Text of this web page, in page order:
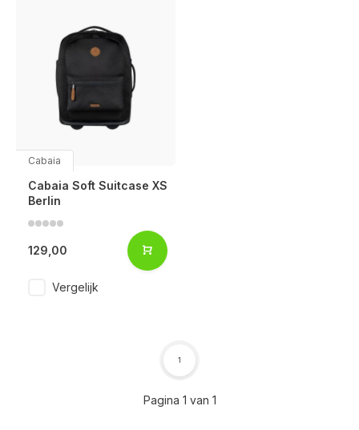
Cabaia
Cabaia Soft Suitcase XS
Berlin
129,00
Vergelijk
Pagina 1 van 1
1